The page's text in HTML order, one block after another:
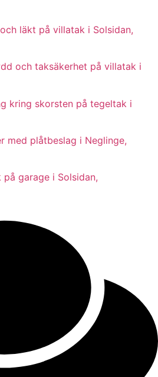
läkt på villatak i Solsidan,
och taksäkerhet på villatak i
kring skorsten på tegeltak i
med plåtbeslag i Neglinge,
garage i Solsidan,